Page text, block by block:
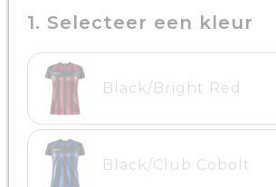
1. Selecteer een kleur
Black/Bright Red
Black/Club Cobolt